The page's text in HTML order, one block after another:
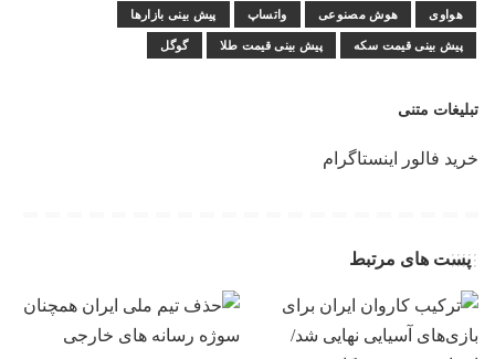
هواوی هوش مصنوعی واتساپ پیش بینی بازارها
پیش بینی قیمت سکه پیش بینی قیمت طلا گوگل
تبلیغات متنی
خرید فالور اینستاگرام
پست های مرتبط